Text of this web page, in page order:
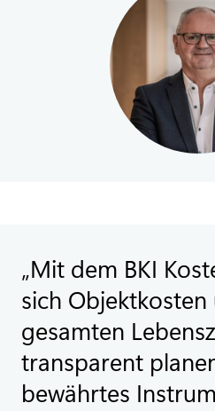
Mit dem BKI
sich
gesamten
transparent
bewährtes